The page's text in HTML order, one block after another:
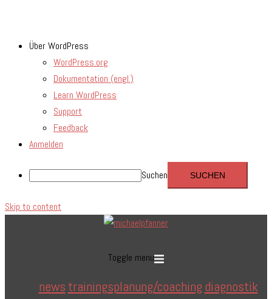
Über WordPress
WordPress.org
Dokumentation (engl.)
Learn WordPress
Support
Feedback
Anmelden
Suchen
Skip to content
Toggle menu
news trainingsplanung/coaching diagnostik